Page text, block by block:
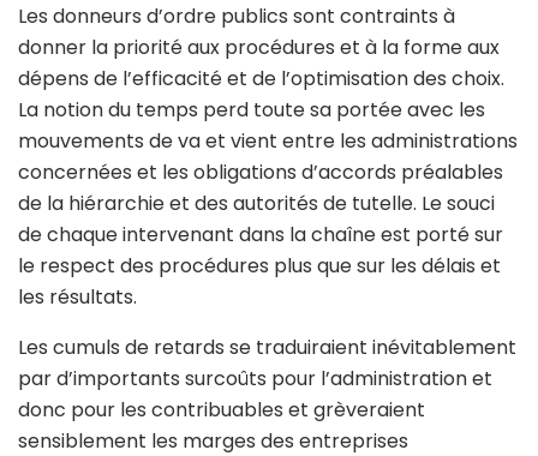
Les donneurs d’ordre publics sont contraints à
donner la priorité aux procédures et à la forme aux
dépens de l’efficacité et de l’optimisation des choix.
La notion du temps perd toute sa portée avec les
mouvements de va et vient entre les administrations
concernées et les obligations d’accords préalables
de la hiérarchie et des autorités de tutelle. Le souci
de chaque intervenant dans la chaîne est porté sur
le respect des procédures plus que sur les délais et
les résultats.
Les cumuls de retards se traduiraient inévitablement
par d’importants surcoûts pour l’administration et
donc pour les contribuables et grèveraient
sensiblement les marges des entreprises